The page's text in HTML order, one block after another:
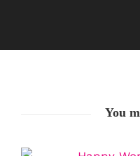
You